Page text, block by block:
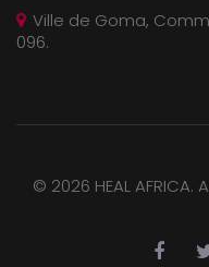
Ville de Goma,
096.
© 2026 HEAL